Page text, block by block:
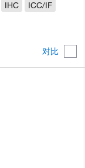
对比
IHC
ICC/IF